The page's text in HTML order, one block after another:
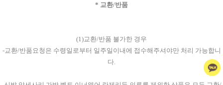
* 교환/반품
(1)교환/반품 불가한 경우
-교환/반품요청은 수령일로부터 일주일이내에 접수해주셔야만 처리 가능합니
다.